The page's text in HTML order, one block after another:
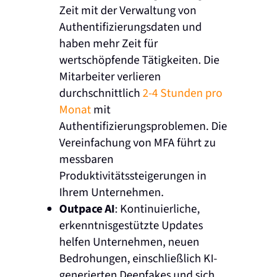
Zeit mit der Verwaltung von
Authentifizierungsdaten und
haben mehr Zeit für
wertschöpfende Tätigkeiten. Die
Mitarbeiter verlieren
durchschnittlich2-4 Stunden pro
Monatmit
Authentifizierungsproblemen. Die
Vereinfachung von MFA führt zu
messbaren
Produktivitätssteigerungen in
Ihrem Unternehmen.
Outpace AI: Kontinuierliche,
erkenntnisgestützte Updates
helfen Unternehmen, neuen
Bedrohungen, einschließlich KI-